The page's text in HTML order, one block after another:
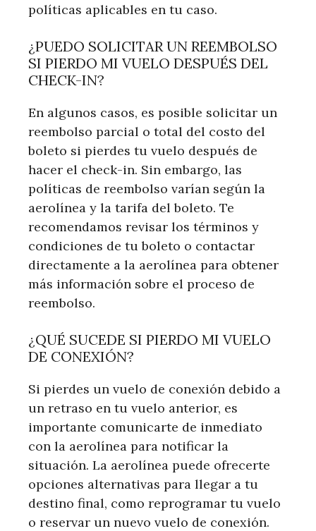
políticas aplicables en tu caso.
¿PUEDO SOLICITAR UN REEMBOLSO
SI PIERDO MI VUELO DESPUÉS DEL
CHECK-IN?
En algunos casos, es posible solicitar un
reembolso parcial o total del costo del
boleto si pierdes tu vuelo después de
hacer el check-in. Sin embargo, las
políticas de reembolso varían según la
aerolínea y la tarifa del boleto. Te
recomendamos revisar los términos y
condiciones de tu boleto o contactar
directamente a la aerolínea para obtener
más información sobre el proceso de
reembolso.
¿QUÉ SUCEDE SI PIERDO MI VUELO
DE CONEXIÓN?
Si pierdes un vuelo de conexión debido a
un retraso en tu vuelo anterior, es
importante comunicarte de inmediato
con la aerolínea para notificar la
situación. La aerolínea puede ofrecerte
opciones alternativas para llegar a tu
destino final, como reprogramar tu vuelo
o reservar un nuevo vuelo de conexión.